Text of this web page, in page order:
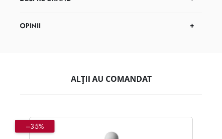
OPINII
ALȚII AU COMANDAT
–35%